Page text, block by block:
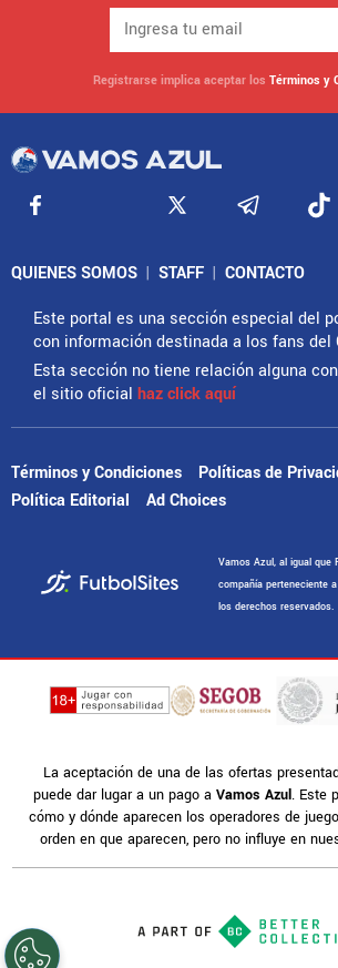
Registrarse implica aceptar los Términos y
QUIENES SOMOS | STAFF | CONTACTO
Este portal es una sección especial del
con información destinada a los fans del
Esta sección no tiene relación alguna
el sitio oficial haz click aquí
Términos y Condiciones
Políticas de
Política Editorial
Ad Choices
Vamos Azul, al igual que
compañía perteneciente
los derechos reservados.
La aceptación de una de las ofertas
puede dar lugar a un pago a Vamos Azul. Este
cómo y dónde aparecen los operadores de
orden en que aparecen, pero no influye en